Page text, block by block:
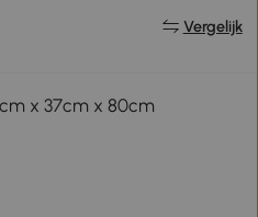
Vergelijk
x 37cm x 80cm